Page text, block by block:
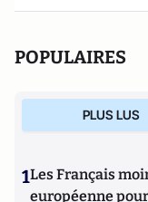
POPULAIRES
PLUS LUS
1Les Français
européenne